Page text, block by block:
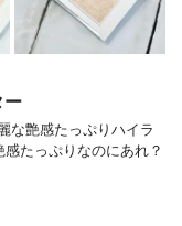
ー
な艶感たっぷりハイラ
たっぷりなのにあれ？